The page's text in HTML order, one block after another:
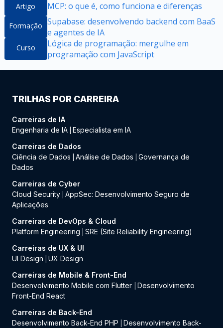
Artigo MCP: o que é, como funciona e diferenças
Formação Supabase: desenvolvendo backend com BaaS
e agentes de IA
Curso
Lógica de programação: mergulhe em
programação com JavaScript
TRILHAS POR CARREIRA
Carreiras de IA
Engenharia de IA Especialista em IA
Carreiras de Dados
Ciência de Dados
Análise de Dados
Governança de
Dados
Carreiras de Cyber
Cloud Security AppSec: Desenvolvimento Seguro de
Aplicações
Carreiras de DevOps & Cloud
Platform Engineering
SRE (Site Reliability Engineering)
Carreiras de UX & UI
UI Design
UX Design
Carreiras de Mobile & Front-End
Desenvolvimento Mobile com Flutter
Desenvolvimento
Front-End React
Carreiras de Back-End
Desenvolvimento Back-End PHP
Desenvolvimento Back-